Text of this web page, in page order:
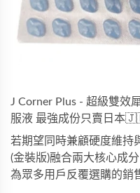
J Corner Plus - 超級雙效
服液 最強成份只賣日本
若期望同時兼顧硬度維持
(金裝版)融合兩大核心成
為眾多用戶反覆選購的銷